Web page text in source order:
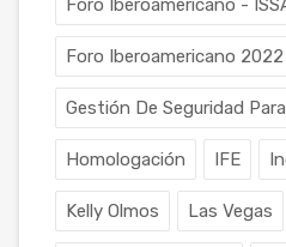
Foro Iberoamericano 2022
Gestión De Seguridad
Homologación IFE
Kelly Olmos Las Vegas